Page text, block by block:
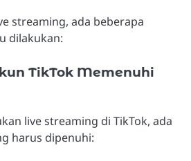
streaming, ada beberapa
dilakukan:
TikTok Memenuhi
live streaming di TikTok, ada
harus dipenuhi: